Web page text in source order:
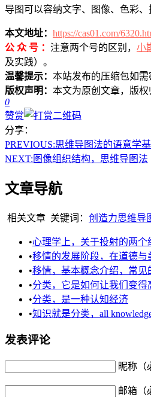
导图可以容纳文字、图像、色彩
本文地址： https://cas01.com/
公 众 号 ： 注意两个号的区别， 小
及实践）。
温馨提示： 本站发布的压缩包如需
版权声明： 本文为原创文章，版权
0
赞赏
分享：
PREVIOUS:思维导图法的语意学
NEXT: 图像组织结构，思维导图法
文章导航
相关文章 关键词： 创造力思维导
•心理学上，关于投射的两个
•移情的发展阶段，在道德与
•移情，基本概念介绍，常见
•分类，它是如何让我们变得
•分类，是一种认知经济
•知识就是分类，all
发表评论
昵称（
邮箱（